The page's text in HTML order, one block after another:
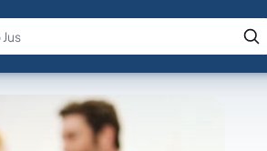
Fale com a IA Buscar no Jus